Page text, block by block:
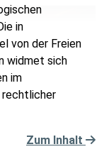
in
von der Freien
widmet sich
im
rechtlicher
Zum Inhalt